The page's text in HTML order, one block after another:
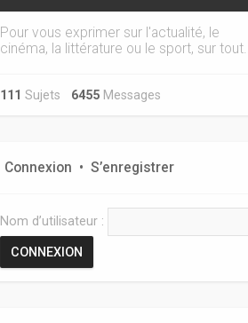
Pour vous exprimer sur l'actualité, le
cinéma, la littérature ou le sport, sur
111 Sujets 6455 Messages
Connexion •S’enregistrer
Nom d’utilisateur :